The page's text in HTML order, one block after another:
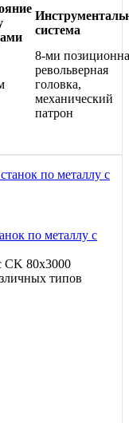
система
8-ми
револьверная
головка,
механический
патрон
по металлу c
CK 80x3000
типов